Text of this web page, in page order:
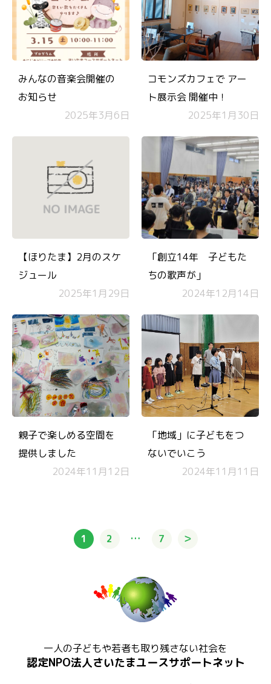
みんなの音楽会開催の
お知らせ
2025年3月6日
コモンズカフェで アー
ト展示会 開催中！
2025年1月30日
【ほりたま】2月のスケ
ジュール
2025年1月29日
「創立14年 子どもた
ちの歌声が」
2024年12月14日
親子で楽しめる空間を
提供しました
2024年11月12日
「地域」に子どもをつ
ないでいこう
2024年11月11日
1 2 7 ＞
一人の子どもや若者も取り残さない社会を
認定NPO法人さいたまユースサポートネット